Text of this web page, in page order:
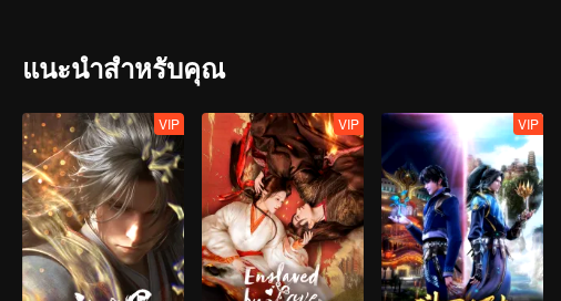
แนะนำสำหรับคุณ
VIP VIP VIP